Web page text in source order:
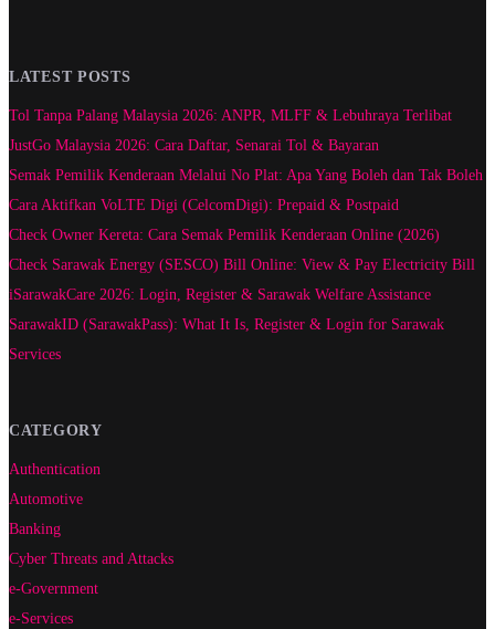
LATEST POSTS
Tol Tanpa Palang Malaysia 2026: ANPR, MLFF & Lebuhraya Terlibat
JustGo Malaysia 2026: Cara Daftar, Senarai Tol & Bayaran
Semak Pemilik Kenderaan Melalui No Plat: Apa Yang Boleh dan Tak Boleh
Cara Aktifkan VoLTE Digi (CelcomDigi): Prepaid & Postpaid
Check Owner Kereta: Cara Semak Pemilik Kenderaan Online (2026)
Check Sarawak Energy (SESCO) Bill Online: View & Pay Electricity Bill
iSarawakCare 2026: Login, Register & Sarawak Welfare Assistance
SarawakID (SarawakPass): What It Is, Register & Login for Sarawak
Services
CATEGORY
Authentication
Automotive
Banking
Cyber Threats and Attacks
e-Government
e-Services